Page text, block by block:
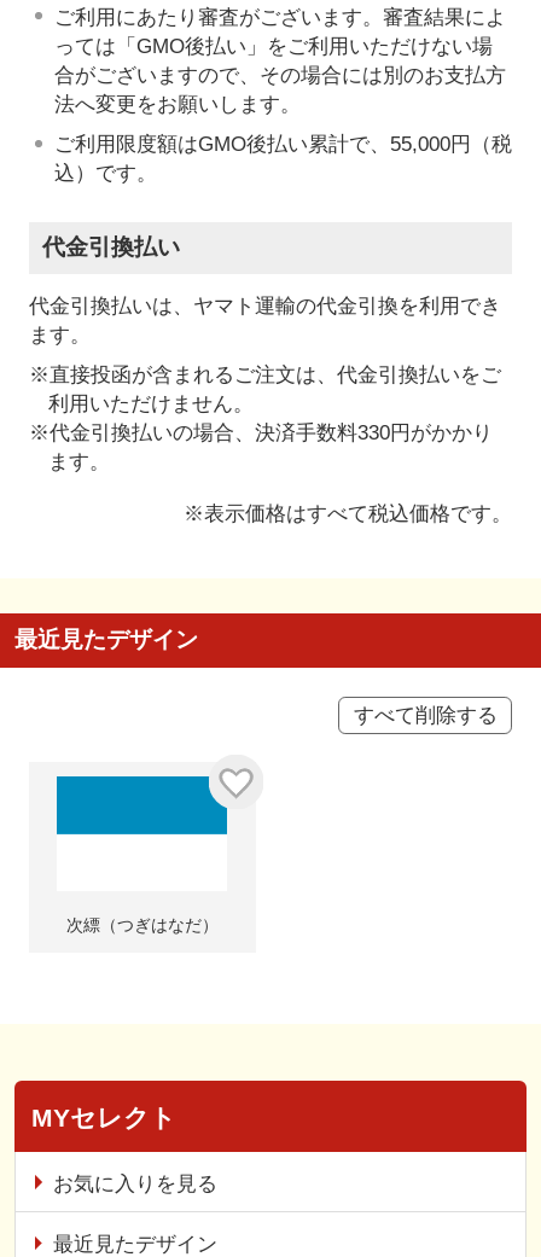
ご利用にあたり審査がございます。審査結果によ
っては「GMO後払い」をご利用いただけない場
合がございますので、その場合には別のお支払方
法へ変更をお願いします。
ご利用限度額はGMO後払い累計で、55,000円（税
込）です。
代金引換払い
代金引換払いは、ヤマト運輸の代金引換を利用でき
ます。
※直接投函が含まれるご注文は、代金引換払いをご
利用いただけません。
※代金引換払いの場合、決済手数料330円がかかり
ます。
※表示価格はすべて税込価格です。
最近見たデザイン
すべて削除する
次縹（つぎはなだ）
MYセレクト
お気に入りを見る
最近見たデザイン